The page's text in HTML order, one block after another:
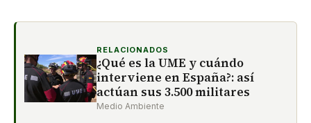
RELACIONADOS
¿Qué es la UME y cuándo
interviene en España?: así
actúan sus 3.500 militares
Medio Ambiente